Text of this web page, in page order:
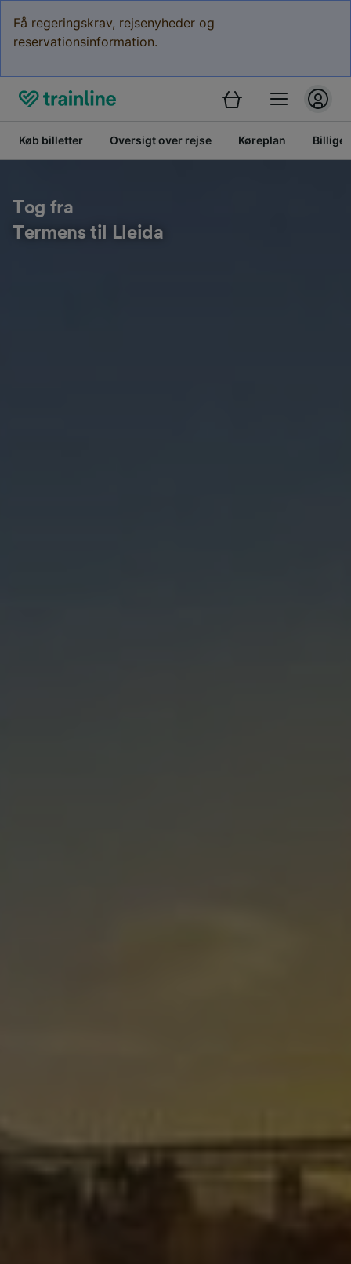
Få regeringskrav, rejsenyheder og
reservationsinformation.
Køb billetter Oversigt over rejse Køreplan Billige
Tog fra
Termens til Lleida